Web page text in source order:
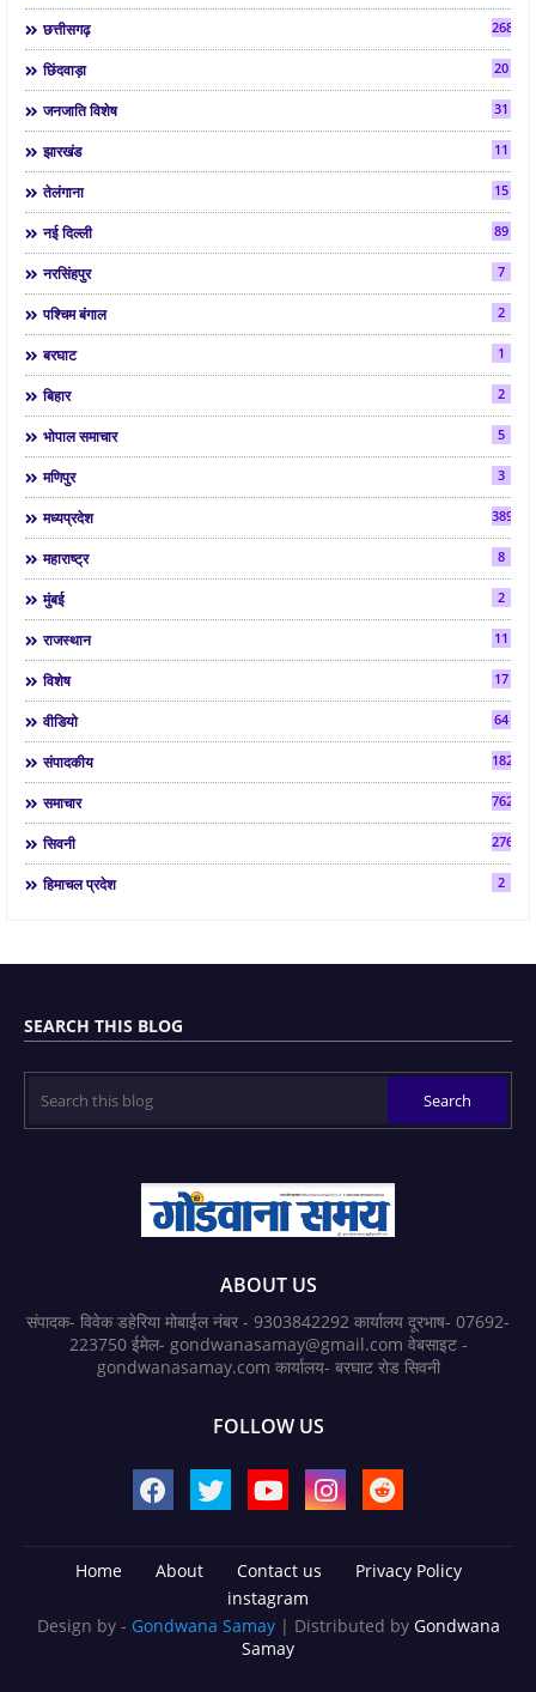
छत्तीसगढ़ 268
छिंदवाड़ा 20
जनजाति विशेष 31
झारखंड 11
तेलंगाना 15
नई दिल्ली 89
नरसिंहपुर 7
पश्चिम बंगाल 2
बरघाट 1
बिहार 2
भोपाल समाचार 5
मणिपुर 3
मध्यप्रदेश 3892
महाराष्ट्र 8
मुंबई 2
राजस्थान 11
विशेष 17
वीडियो 64
संपादकीय 182
समाचार 7624
सिवनी 2763
हिमाचल प्रदेश 2
SEARCH THIS BLOG
ABOUT US
संपादक- विवेक डहेरिया मोबाईल नंबर - 9303842292 कार्यालय दूरभाष- 07692-
223750 ईमेल- gondwanasamay@gmail.com वेबसाइट -
gondwanasamay.com कार्यालय- बरघाट रोड सिवनी
FOLLOW US
Home About Contact us
Privacy Policy
instagram
Design by - Gondwana Samay | Distributed by Gondwana
Samay